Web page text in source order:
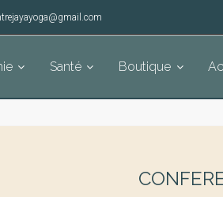
Santé Boutique